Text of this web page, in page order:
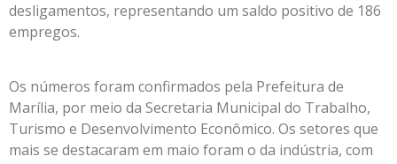
desligamentos, representando um saldo positivo de 186
empregos.
Os números foram confirmados pela Prefeitura de
Marília, por meio da Secretaria Municipal do Trabalho,
Turismo e Desenvolvimento Econômico. Os setores que
mais se destacaram em maio foram o da indústria, com